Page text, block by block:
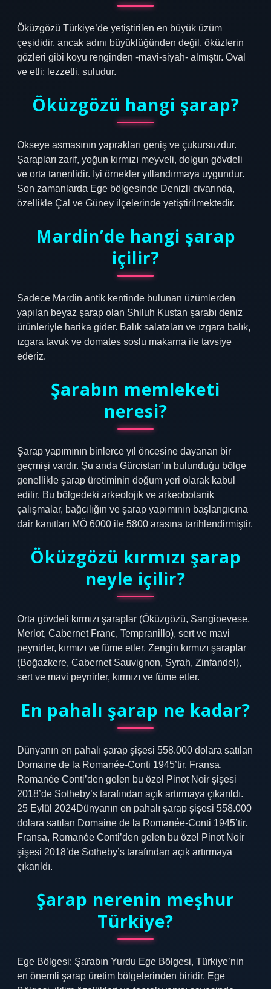
Öküzgözü Türkiye’de yetiştirilen en büyük üzüm
çeşididir, ancak adını büyüklüğünden değil, öküzlerin
gözleri gibi koyu renginden -mavi-siyah- almıştır. Oval
ve etli; lezzetli, suludur.
Öküzgözü hangi şarap?
Okseye asmasının yaprakları geniş ve çukursuzdur.
Şarapları zarif, yoğun kırmızı meyveli, dolgun gövdeli
ve orta tanenlidir. İyi örnekler yıllandırmaya uygundur.
Son zamanlarda Ege bölgesinde Denizli civarında,
özellikle Çal ve Güney ilçelerinde yetiştirilmektedir.
Mardin’de hangi şarap
içilir?
Sadece Mardin antik kentinde bulunan üzümlerden
yapılan beyaz şarap olan Shiluh Kustan şarabı deniz
ürünleriyle harika gider. Balık salataları ve ızgara balık,
ızgara tavuk ve domates soslu makarna ile tavsiye
ederiz.
Şarabın memleketi
neresi?
Şarap yapımının binlerce yıl öncesine dayanan bir
geçmişi vardır. Şu anda Gürcistan’ın bulunduğu bölge
genellikle şarap üretiminin doğum yeri olarak kabul
edilir. Bu bölgedeki arkeolojik ve arkeobotanik
çalışmalar, bağcılığın ve şarap yapımının başlangıcına
dair kanıtları MÖ 6000 ile 5800 arasına tarihlendirmiştir.
Öküzgözü kırmızı şarap
neyle içilir?
Orta gövdeli kırmızı şaraplar (Öküzgözü, Sangioevese,
Merlot, Cabernet Franc, Tempranillo), sert ve mavi
peynirler, kırmızı ve füme etler. Zengin kırmızı şaraplar
(Boğazkere, Cabernet Sauvignon, Syrah, Zinfandel),
sert ve mavi peynirler, kırmızı ve füme etler.
En pahalı şarap ne kadar?
Dünyanın en pahalı şarap şişesi 558.000 dolara satılan
Domaine de la Romanée-Conti 1945’tir. Fransa,
Romanée Conti’den gelen bu özel Pinot Noir şişesi
2018’de Sotheby’s tarafından açık artırmaya çıkarıldı.
25 Eylül 2024Dünyanın en pahalı şarap şişesi 558.000
dolara satılan Domaine de la Romanée-Conti 1945’tir.
Fransa, Romanée Conti’den gelen bu özel Pinot Noir
şişesi 2018’de Sotheby’s tarafından açık artırmaya
çıkarıldı.
Şarap nerenin meşhur
Türkiye?
Ege Bölgesi: Şarabın Yurdu Ege Bölgesi, Türkiye’nin
en önemli şarap üretim bölgelerinden biridir. Ege